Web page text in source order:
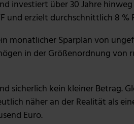
mit weiteren Daten
gesammelt haben.
investiert über 30 Jahre
und erzielt durchschnittlich 8 %
monatlicher Sparplan von
in der Größenordnung von
sicherlich kein kleiner Betrag.
näher an der Realität als
Euro.